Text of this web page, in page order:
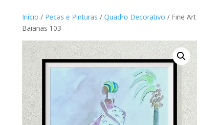
Início / Pecas e Pinturas / Quadro Decorativo / Fine Art
Baianas 103